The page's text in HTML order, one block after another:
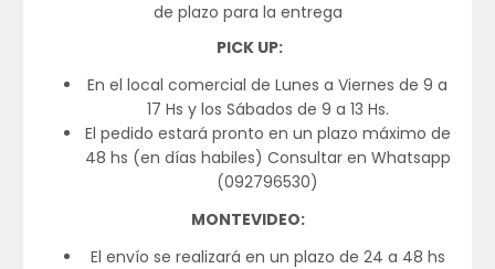
de plazo para la entrega
PICK UP:
En el local comercial de Lunes a Viernes de 9 a
17 Hs y los Sábados de 9 a 13 Hs.
El pedido estará pronto en un plazo máximo de
48 hs (en días habiles) Consultar en Whatsapp
(092796530)
MONTEVIDEO:
El envío se realizará en un plazo de 24 a 48 hs